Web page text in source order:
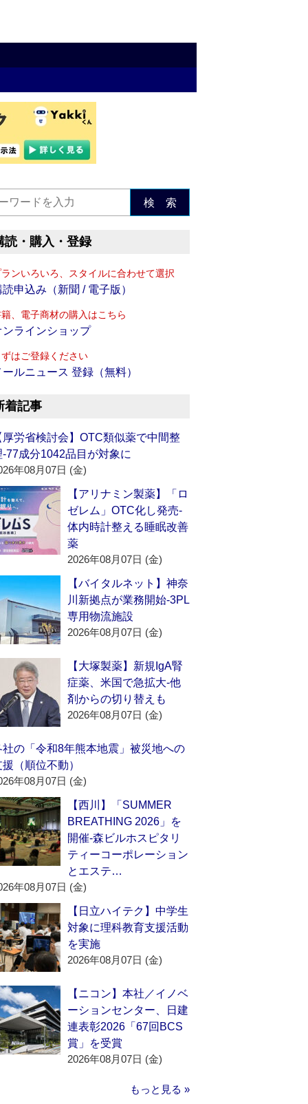
検 索
読・購入・登録
ンいろいろ、スタイルに合わせて選択
読申込み（新聞 / 電子版）
、電子商材の購入はこちら
ンラインショップ
はご登録ください
ールニュース 登録（無料）
着記事
厚労省検討会】OTC類似薬で中間整
‐77成分1042品目が対象に
年08月07日 (金)
【アリナミン製薬】「ロ
ゼレム」OTC化し発売‐
体内時計整える睡眠改善
薬
2026年08月07日 (金)
【バイタルネット】神奈
川新拠点が業務開始‐3PL
専用物流施設
2026年08月07日 (金)
【大塚製薬】新規IgA腎
症薬、米国で急拡大‐他
剤からの切り替えも
2026年08月07日 (金)
社の「令和8年熊本地震」被災地への
援（順位不動）
年08月07日 (金)
【西川】「SUMMER
BREATHING 2026」を
開催‐森ビルホスピタリ
ティーコーポレーション
とエステ…
年08月07日 (金)
【日立ハイテク】中学生
対象に理科教育支援活動
を実施
2026年08月07日 (金)
【ニコン】本社／イノベ
ーションセンター、日建
連表彰2026「67回BCS
賞」を受賞
2026年08月07日 (金)
もっと見る »